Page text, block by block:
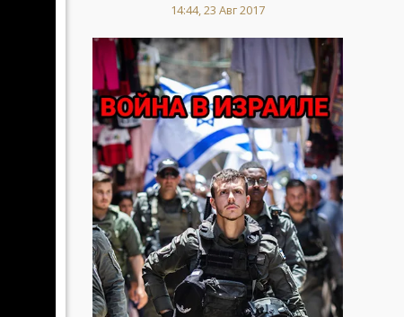
14:44, 23 Авг 2017